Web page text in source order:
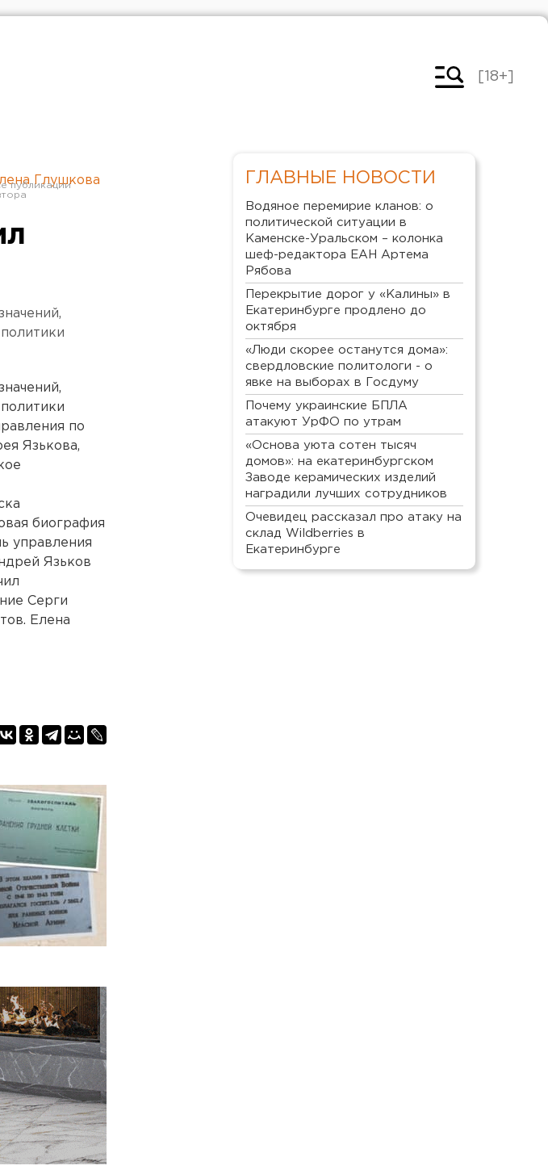
[18+]
Глушкова
по
Язькова,
биография
управления
Язьков
Серги
Елена
ГЛАВНЫЕ НОВОСТИ
Водяное перемирие кланов: о
политической ситуации в
Каменске-Уральском – колонка
шеф-редактора ЕАН Артема
Рябова
Перекрытие дорог у «Калины» в
Екатеринбурге продлено до
октября
«Люди скорее останутся дома»:
свердловские политологи - о
явке на выборах в Госдуму
Почему украинские БПЛА
атакуют УрФО по утрам
«Основа уюта сотен тысяч
домов»: на екатеринбургском
Заводе керамических изделий
наградили лучших сотрудников
Очевидец рассказал про атаку на
склад Wildberries в
Екатеринбурге